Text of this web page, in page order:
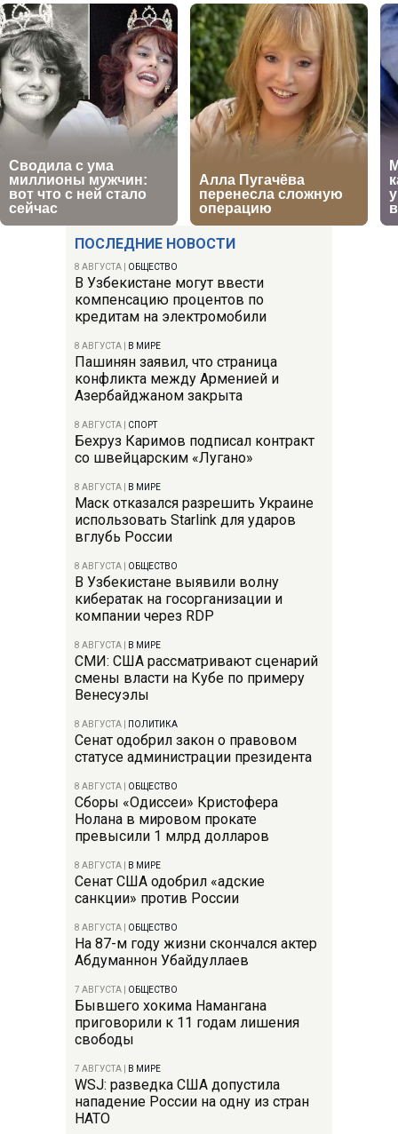
ПОСЛЕДНИЕ НОВОСТИ
8 АВГУСТА ОБЩЕСТВО
В Узбекистане могут ввести
компенсацию процентов по
кредитам на электромобили
8 АВГУСТА В МИРЕ
Пашинян заявил, что страница
конфликта между Арменией и
Азербайджаном закрыта
8 АВГУСТА СПОРТ
Бехруз Каримов подписал контракт
со швейцарским «Лугано»
8 АВГУСТА В МИРЕ
Маск отказался разрешить Украине
использовать Starlink для ударов
вглубь России
8 АВГУСТА ОБЩЕСТВО
В Узбекистане выявили волну
кибератак на госорганизации и
компании через RDP
8 АВГУСТА В МИРЕ
СМИ: США рассматривают сценарий
смены власти на Кубе по примеру
Венесуэлы
8 АВГУСТА ПОЛИТИКА
Сенат одобрил закон о правовом
статусе администрации президента
8 АВГУСТА ОБЩЕСТВО
Сборы «Одиссеи» Кристофера
Нолана в мировом прокате
превысили 1 млрд долларов
8 АВГУСТА В МИРЕ
Сенат США одобрил «адские
санкции» против России
8 АВГУСТА ОБЩЕСТВО
На 87-м году жизни скончался актер
Абдуманнон Убайдуллаев
7 АВГУСТА ОБЩЕСТВО
Бывшего хокима Намангана
приговорили к 11 годам лишения
свободы
7 АВГУСТА В МИРЕ
WSJ: разведка США допустила
нападение России на одну из стран
НАТО